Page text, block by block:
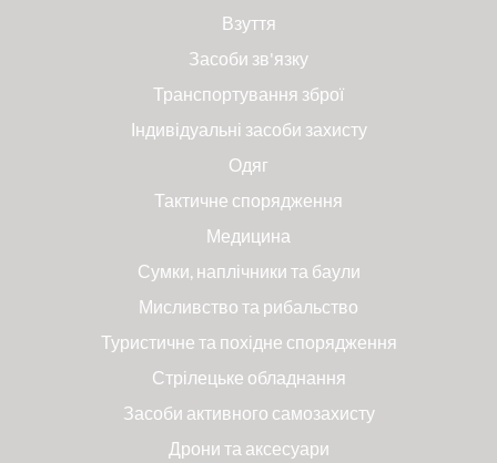
Взуття
Засоби зв'язку
Транспортування зброї
Індивідуальні засоби захисту
Одяг
Тактичне спорядження
Медицина
Сумки, наплічники та баули
Мисливство та рибальство
Туристичне та похідне спорядження
Стрілецьке обладнання
Засоби активного самозахисту
Дрони та аксесуари